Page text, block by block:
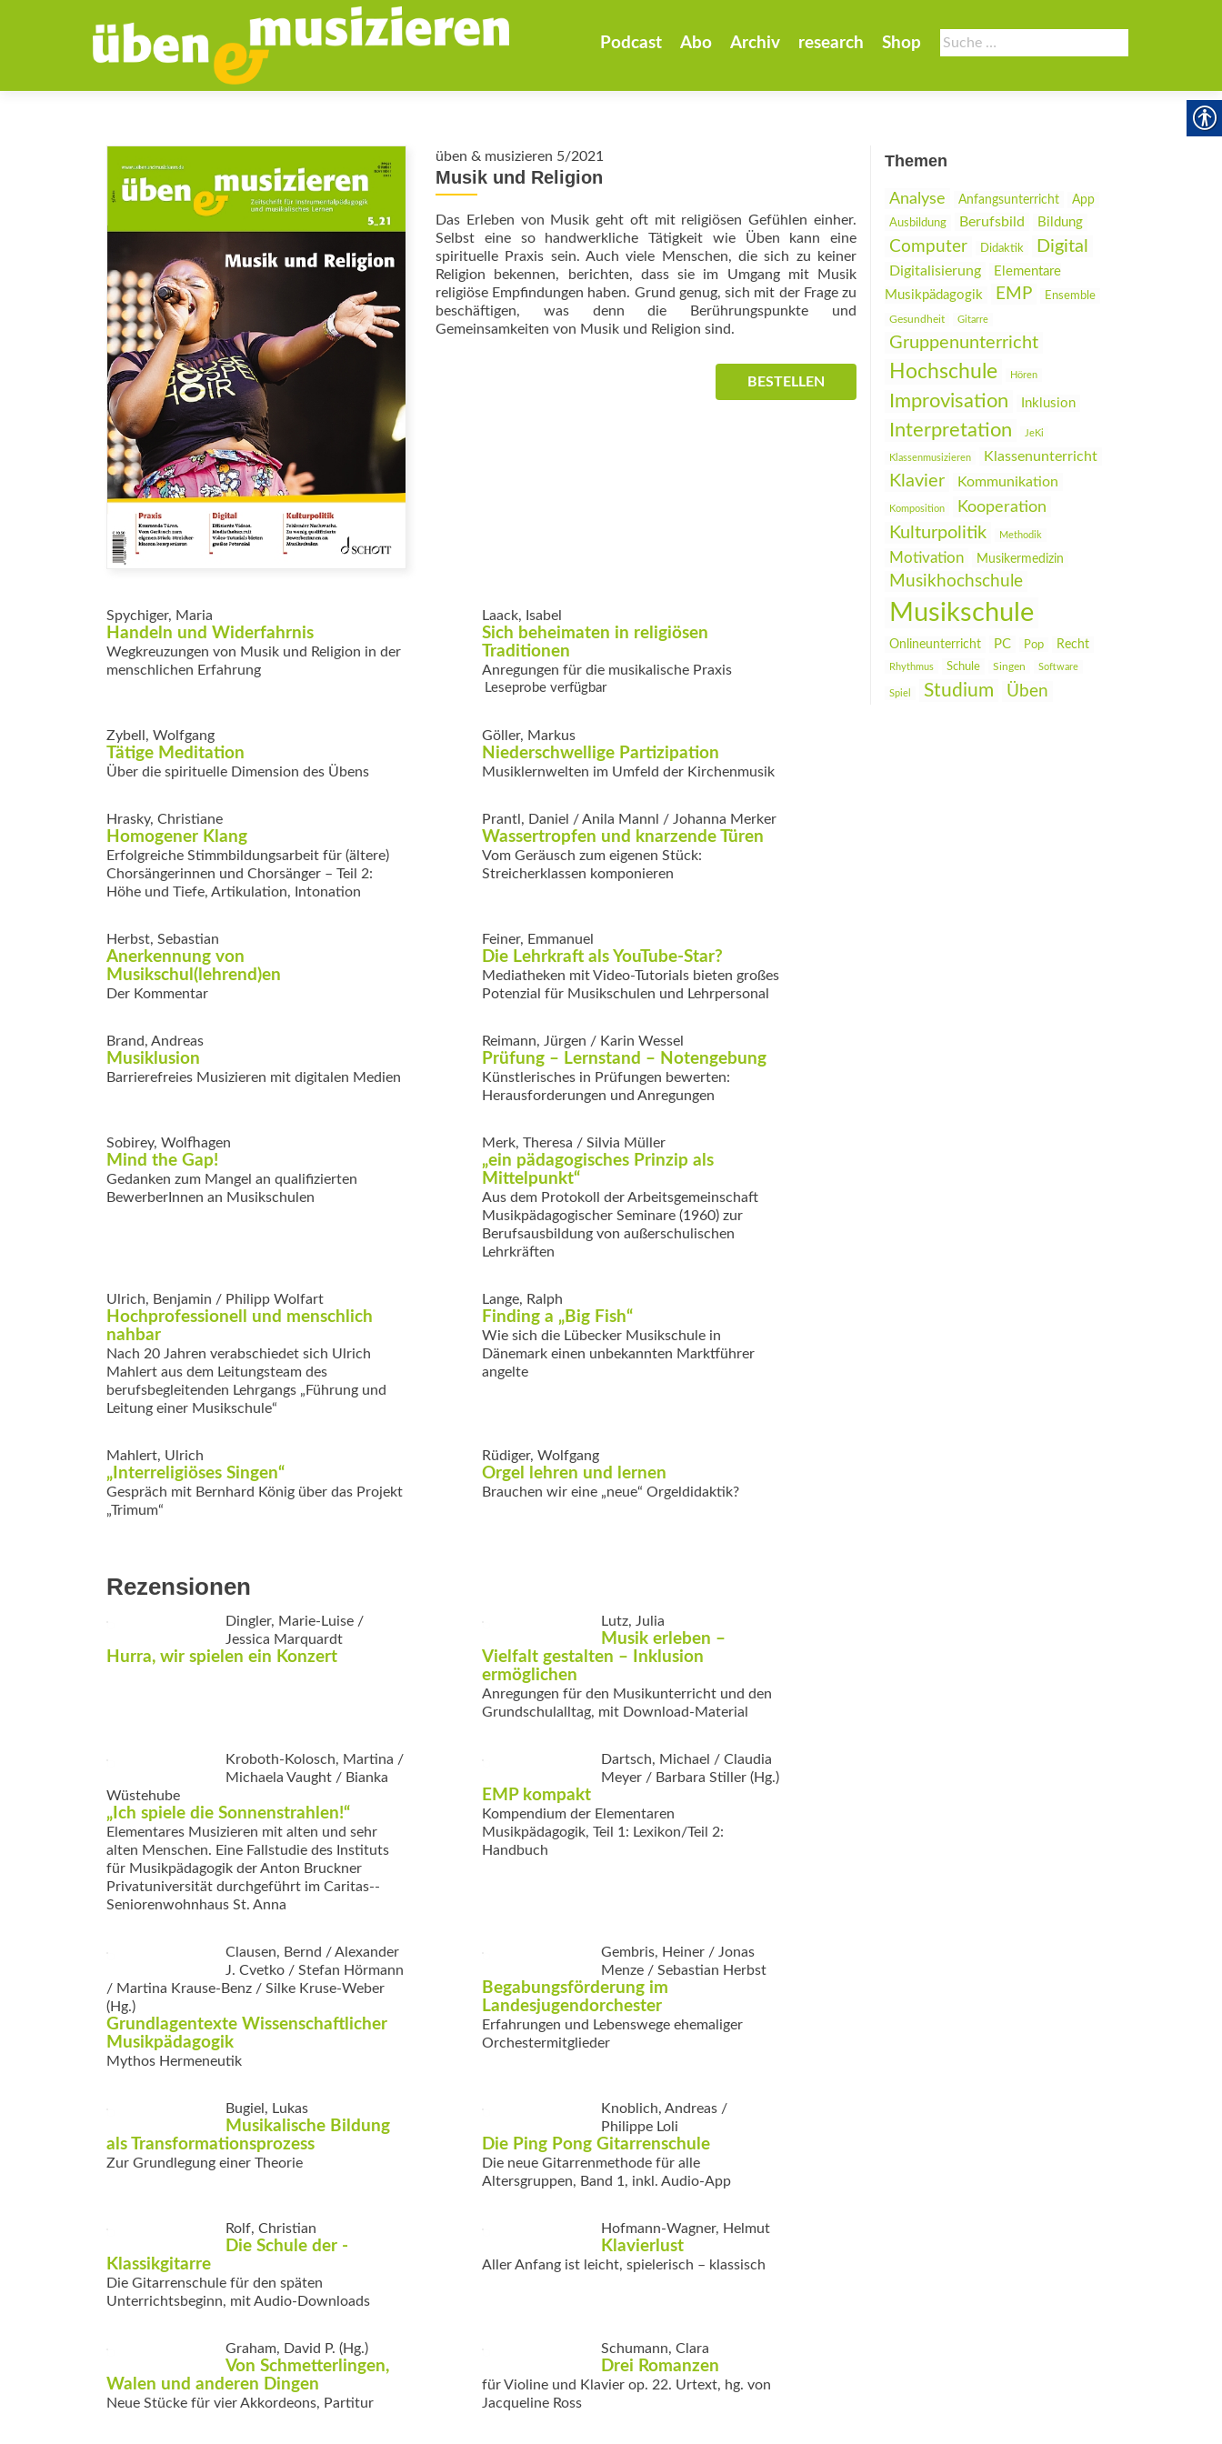
Suche
nach:
Podcast Abo Archiv research Shop
üben & musizieren 5/2021
Musik und Religion
Das Erleben von Musik geht oft mit religiösen Gefühlen einher.
Selbst eine so handwerkliche Tätigkeit wie Üben kann eine
spirituelle Praxis sein. Auch viele Menschen, die sich zu keiner
Religion bekennen, berichten, dass sie im Umgang mit Musik
religiöse Empfindungen haben. Grund genug, sich mit der Frage zu
beschäftigen, was denn die Berührungspunkte und
Gemeinsamkeiten von Musik und Religion sind.
BESTELLEN
Spychiger, Maria
Handeln und Widerfahrnis
Wegkreuzungen von Musik und Religion in der
menschlichen Erfahrung
Laack, Isabel
Sich beheimaten in religiösen
Traditionen
Anregungen für die musikalische Praxis
Leseprobe verfügbar
Zybell, Wolfgang
Tätige Meditation
Über die spirituelle Dimension des Übens
Göller, Markus
Niederschwellige Partizipation
Musiklernwelten im Umfeld der Kirchenmusik
Hrasky, Christiane
Homogener Klang
Erfolgreiche Stimmbildungsarbeit für (ältere)
Chorsängerinnen und Chorsänger – Teil 2:
Höhe und Tiefe, Artikulation, Intonation
Prantl, Daniel / Anila Mannl / Johanna Merker
Wassertropfen und knarzende Türen
Vom Geräusch zum eigenen Stück:
Streicherklassen komponieren
Herbst, Sebastian
Anerkennung von
Musikschul(lehrend)en
Der Kommentar
Feiner, Emmanuel
Die Lehrkraft als YouTube-Star?
Mediatheken mit Video-Tutorials bieten großes
Potenzial für Musikschulen und Lehrpersonal
Brand, Andreas
Musiklusion
Barrierefreies Musizieren mit digitalen Medien
Reimann, Jürgen / Karin Wessel
Prüfung – Lernstand – Notengebung
Künstlerisches in Prüfungen bewerten:
Herausforderungen und Anregungen
Sobirey, Wolfhagen
Mind the Gap!
Gedanken zum Mangel an qualifizierten
BewerberInnen an Musikschulen
Merk, Theresa / Silvia Müller
„ein pädagogisches Prinzip als
Mittelpunkt“
Aus dem Protokoll der Arbeitsgemeinschaft
Musikpädagogischer Seminare (1960) zur
Berufsausbildung von außerschulischen
Lehrkräften
Ulrich, Benjamin / Philipp Wolfart
Hochprofessionell und menschlich
nahbar
Nach 20 Jahren verabschiedet sich Ulrich
Mahlert aus dem Leitungsteam des
berufsbegleitenden Lehrgangs „Führung und
Leitung einer Musikschule“
Lange, Ralph
Finding a „Big Fish“
Wie sich die Lübecker Musikschule in
Dänemark einen unbekannten Marktführer
angelte
Mahlert, Ulrich
„Interreligiöses Singen“
Gespräch mit Bernhard König über das Projekt
„Trimum“
Rüdiger, Wolfgang
Orgel lehren und lernen
Brauchen wir eine „neue“ Orgeldidaktik?
Rezensionen
Dingler, Marie-Luise /
Jessica Marquardt
Hurra, wir spielen ein Konzert
Lutz, Julia
Musik erleben –
Vielfalt gestalten – Inklusion
ermöglichen
Anregungen für den Musik­unterricht und den
Grundschulalltag, mit Download-Material
Kroboth-Kolosch, Martina /
Michaela Vaught / Bianka
Wüstehube
„Ich spiele die ­Sonnenstrahlen!“
Elementares Musizieren mit alten und sehr
alten Menschen. Eine Fallstudie des Instituts
für Musikpädagogik der Anton Bruckner
Privatuniversität durchgeführt im Caritas-­
Seniorenwohnhaus St. Anna
Dartsch, Michael / Claudia
Meyer / Barbara Stiller (Hg.)
EMP kompakt
Kompendium der Elementaren
Musikpädagogik, Teil 1: Lexikon/Teil 2:
Handbuch
Clausen, Bernd / Alexander
J. Cvetko / Stefan Hörmann
/ Martina Krause-Benz / Silke Kruse-Weber
(Hg.)
Grundlagentexte Wissenschaftlicher
Musikpädagogik
Mythos Hermeneutik
Gembris, Heiner / Jonas
Menze / Sebastian Herbst
Begabungsförderung im
Landesjugendorchester
Erfahrungen und Lebenswege ehemaliger
Orchestermitglieder
Bugiel, Lukas
Musikalische Bildung
als Transformationsprozess
Zur Grundlegung einer Theorie
Knoblich, Andreas /
Philippe Loli
Die Ping Pong ­Gitarrenschule
Die neue Gitarrenmethode für alle
Altersgruppen, Band 1, inkl. Audio-App
Rolf, Christian
Die Schule der ­
Klassikgitarre
Die Gitarrenschule für den späten
Unterrichtsbeginn, mit Audio-Downloads
Hofmann-Wagner, Helmut
Klavierlust
Aller Anfang ist leicht, spielerisch – klassisch
Graham, David P. (Hg.)
Von Schmetterlingen,
Walen und anderen Dingen
Neue Stücke für vier Akkordeons, Partitur
Schumann, Clara
Drei Romanzen
für Violine und Klavier op. 22. Urtext, hg. von
Jacqueline Ross
Themen
Analyse Anfangsunterricht
App
Ausbildung
Berufsbild Bildung
Computer Didaktik Digital
Digitalisierung
Elementare
Musikpädagogik
EMP Ensemble
Gesundheit Gitarre
Gruppenunterricht
Hochschule Hören
Improvisation Inklusion
Interpretation JeKi
Klassenmusizieren Klassenunterricht
Klavier Kommunikation
Komposition Kooperation
Kulturpolitik Methodik
Motivation Musikermedizin
Musikhochschule
Musikschule
Onlineunterricht PC Pop Recht
Rhythmus Schule Singen Software
Spiel Studium Üben